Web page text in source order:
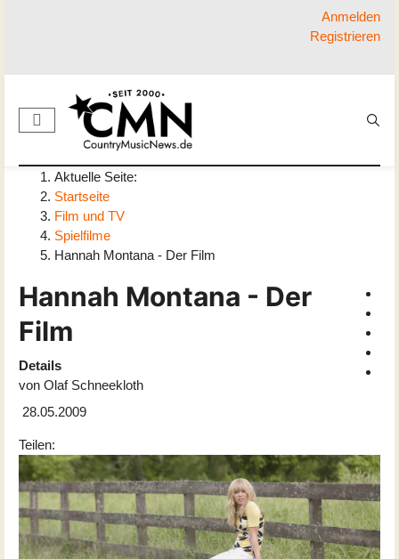
Anmelden
Registrieren
Aktuelle Seite:
Startseite
Film und TV
Spielfilme
Hannah Montana - Der Film
Hannah Montana - Der
Film
Details
von Olaf Schneekloth
28.05.2009
Teilen: